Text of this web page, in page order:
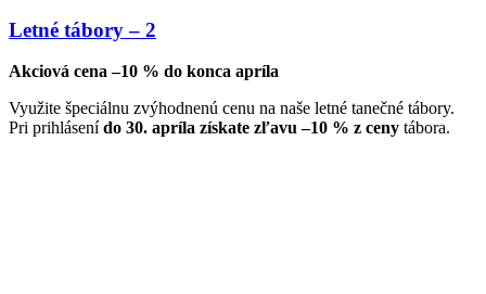
Letné tábory – 2
Akciová cena –10 % do konca apríla
Využite špeciálnu zvýhodnenú cenu na naše letné tanečné tábory.
Pri prihlásení do 30. apríla získate zľavu –10 % z ceny tábora.